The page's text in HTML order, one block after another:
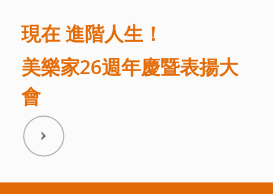
現在 進階人生！
美樂家26週年慶暨表揚大
會
全台生活館營業時間與地址